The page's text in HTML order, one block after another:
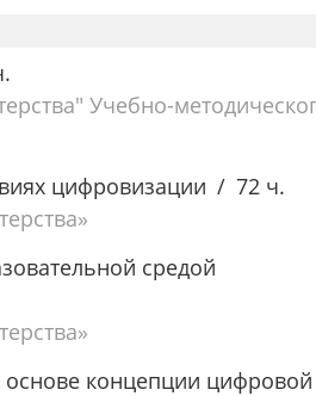
Учебно-
цифровизации
72 ч.
средой
концепции цифровой